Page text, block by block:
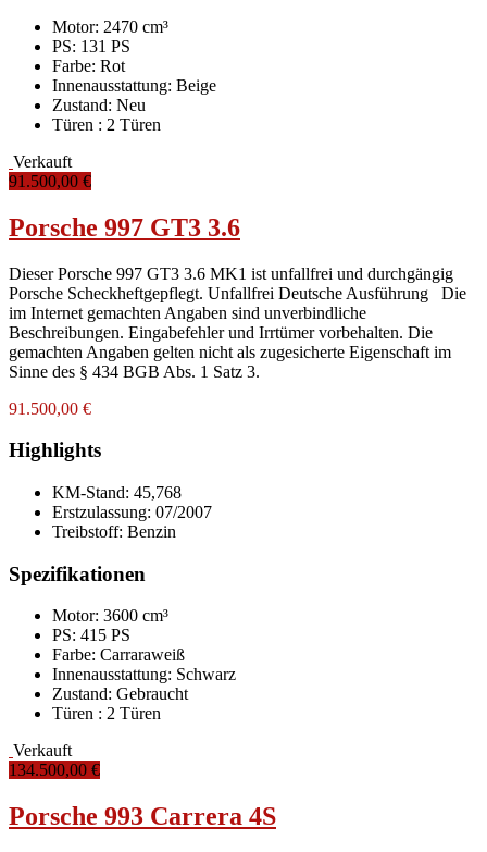
Motor: 2470 cm³
PS: 131 PS
Farbe: Rot
Innenausstattung: Beige
Zustand: Neu
Türen : 2 Türen
Verkauft
91.500,00 €
Porsche 997 GT3 3.6
Dieser Porsche 997 GT3 3.6 MK1 ist unfallfrei und durchgängig
Porsche Scheckheftgepflegt. Unfallfrei Deutsche Ausführung Die
im Internet gemachten Angaben sind unverbindliche
Beschreibungen. Eingabefehler und Irrtümer vorbehalten. Die
gemachten Angaben gelten nicht als zugesicherte Eigenschaft im
Sinne des § 434 BGB Abs. 1 Satz 3.
91.500,00 €
Highlights
KM-Stand: 45,768
Erstzulassung: 07/2007
Treibstoff: Benzin
Spezifikationen
Motor: 3600 cm³
PS: 415 PS
Farbe: Carraraweiß
Innenausstattung: Schwarz
Zustand: Gebraucht
Türen : 2 Türen
Verkauft
134.500,00 €
Porsche 993 Carrera 4S